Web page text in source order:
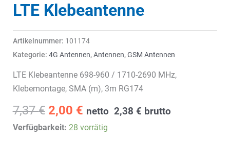
LTE Klebeantenne
Artikelnummer: 101174
Kategorie: 4G Antennen,Antennen,GSM Antennen
LTE Klebeantenne 698-960 / 1710-2690 MHz,
Klebemontage, SMA (m), 3m RG174
7,37€ Ursprünglicher
Preis
2,00 €Aktueller
Preis
netto 2,38 € brutto
Verfügbarkeit: 28 vorrätig